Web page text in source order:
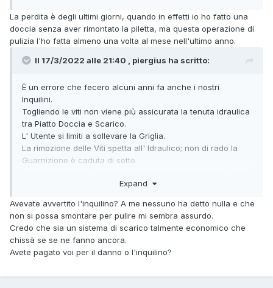
La perdita è degli ultimi giorni, quando in effetti io ho fatto una
doccia senza aver rimontato la piletta, ma questa operazione di
pulizia l'ho fatta almeno una volta al mese nell'ultimo anno.
Il 17/3/2022 alle 21:40 , piergius ha scritto:
È un errore che fecero alcuni anni fa anche i nostri
Inquilini.
Togliendo le viti non viene più assicurata la tenuta idraulica
tra Piatto Doccia e Scarico.
L' Utente si limiti a sollevare la Griglia.
La rimozione delle Viti spetta all' Idraulico; non di rado la
Guarnizione è caduta di sotto
danni".
C' è sempre qualcuno disponibile a rispondere a questi
dubbi.
Buona notte !
Expand
Avevate avvertito l'inquilino? A me nessuno ha detto nulla e che
non si possa smontare per pulire mi sembra assurdo.
Credo che sia un sistema di scarico talmente economico che
chissà se se ne fanno ancora.
Avete pagato voi per il danno o l'inquilino?